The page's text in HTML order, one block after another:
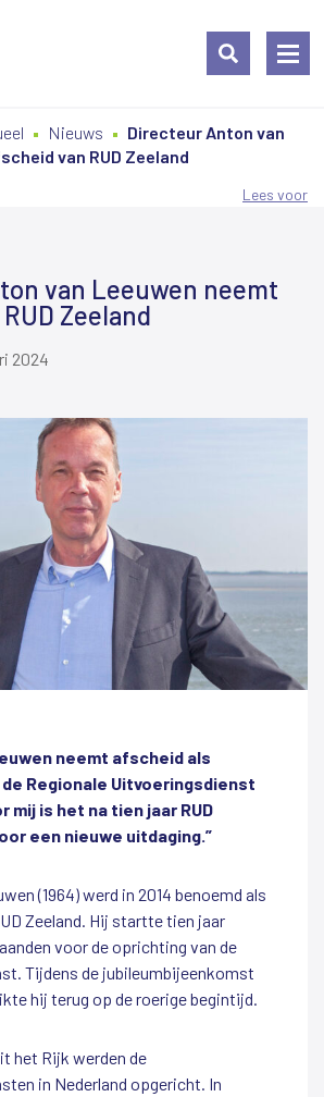
Nieuws
Directeur Anton van
van RUD Zeeland
Lees voor
van Leeuwen neemt
Zeeland
2024
neemt afscheid als
Regionale Uitvoeringsdienst
mij is het na tien jaar RUD
een nieuwe uitdaging.”
(1964) werd in 2014 benoemd als
Zeeland. Hij startte tien jaar
voor de oprichting van de
Tijdens de jubileumbijeenkomst
hij terug op de roerige begintijd.
het Rijk werden de
in Nederland opgericht. In